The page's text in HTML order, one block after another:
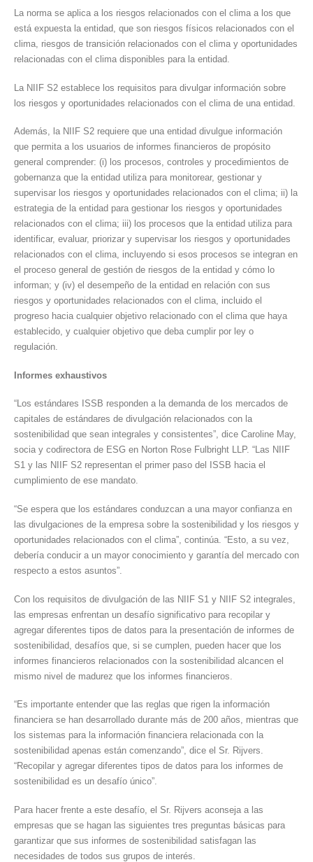
La norma se aplica a los riesgos relacionados con el clima a los que
está expuesta la entidad, que son riesgos físicos relacionados con el
clima, riesgos de transición relacionados con el clima y oportunidades
relacionadas con el clima disponibles para la entidad.
La NIIF S2 establece los requisitos para divulgar información sobre
los riesgos y oportunidades relacionados con el clima de una entidad.
Además, la NIIF S2 requiere que una entidad divulgue información
que permita a los usuarios de informes financieros de propósito
general comprender: (i) los procesos, controles y procedimientos de
gobernanza que la entidad utiliza para monitorear, gestionar y
supervisar los riesgos y oportunidades relacionados con el clima; ii) la
estrategia de la entidad para gestionar los riesgos y oportunidades
relacionados con el clima; iii) los procesos que la entidad utiliza para
identificar, evaluar, priorizar y supervisar los riesgos y oportunidades
relacionados con el clima, incluyendo si esos procesos se integran en
el proceso general de gestión de riesgos de la entidad y cómo lo
informan; y (iv) el desempeño de la entidad en relación con sus
riesgos y oportunidades relacionados con el clima, incluido el
progreso hacia cualquier objetivo relacionado con el clima que haya
establecido, y cualquier objetivo que deba cumplir por ley o
regulación.
Informes exhaustivos
“Los estándares ISSB responden a la demanda de los mercados de
capitales de estándares de divulgación relacionados con la
sostenibilidad que sean integrales y consistentes”, dice Caroline May,
socia y codirectora de ESG en Norton Rose Fulbright LLP. “Las NIIF
S1 y las NIIF S2 representan el primer paso del ISSB hacia el
cumplimiento de ese mandato.
“Se espera que los estándares conduzcan a una mayor confianza en
las divulgaciones de la empresa sobre la sostenibilidad y los riesgos y
oportunidades relacionados con el clima”, continúa. “Esto, a su vez,
debería conducir a un mayor conocimiento y garantía del mercado con
respecto a estos asuntos”.
Con los requisitos de divulgación de las NIIF S1 y NIIF S2 integrales,
las empresas enfrentan un desafío significativo para recopilar y
agregar diferentes tipos de datos para la presentación de informes de
sostenibilidad, desafíos que, si se cumplen, pueden hacer que los
informes financieros relacionados con la sostenibilidad alcancen el
mismo nivel de madurez que los informes financieros.
“Es importante entender que las reglas que rigen la información
financiera se han desarrollado durante más de 200 años, mientras que
los sistemas para la información financiera relacionada con la
sostenibilidad apenas están comenzando”, dice el Sr. Rijvers.
“Recopilar y agregar diferentes tipos de datos para los informes de
sostenibilidad es un desafío único”.
Para hacer frente a este desafío, el Sr. Rijvers aconseja a las
empresas que se hagan las siguientes tres preguntas básicas para
garantizar que sus informes de sostenibilidad satisfagan las
necesidades de todos sus grupos de interés.